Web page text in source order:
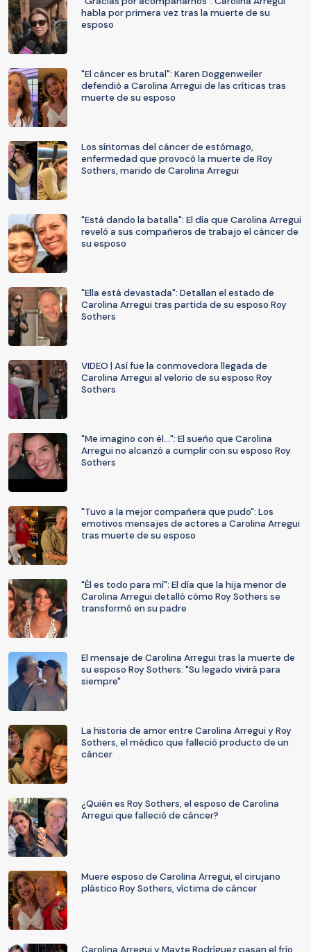
habla por primera vez tras la muerte de su
esposo
"El cáncer es brutal": Karen Doggenweiler
defendió a Carolina Arregui de las críticas tras
muerte de su esposo
Los síntomas del cáncer de estómago,
enfermedad que provocó la muerte de Roy
Sothers, marido de Carolina Arregui
"Está dando la batalla": El día que Carolina Arregui
reveló a sus compañeros de trabajo el cáncer de
su esposo
"Ella está devastada": Detallan el estado de
Carolina Arregui tras partida de su esposo Roy
Sothers
VIDEO | Así fue la conmovedora llegada de
Carolina Arregui al velorio de su esposo Roy
Sothers
"Me imagino con él...": El sueño que Carolina
Arregui no alcanzó a cumplir con su esposo Roy
Sothers
"Tuvo a la mejor compañera que pudo": Los
emotivos mensajes de actores a Carolina Arregui
tras muerte de su esposo
"Él es todo para mí": El día que la hija menor de
Carolina Arregui detalló cómo Roy Sothers se
transformó en su padre
El mensaje de Carolina Arregui tras la muerte de
su esposo Roy Sothers: "Su legado vivirá para
siempre"
La historia de amor entre Carolina Arregui y Roy
Sothers, el médico que falleció producto de un
cáncer
¿Quién es Roy Sothers, el esposo de Carolina
Arregui que falleció de cáncer?
Muere esposo de Carolina Arregui, el cirujano
plástico Roy Sothers, víctima de cáncer
Carolina Arregui y Mayte Rodríguez pasan el frío